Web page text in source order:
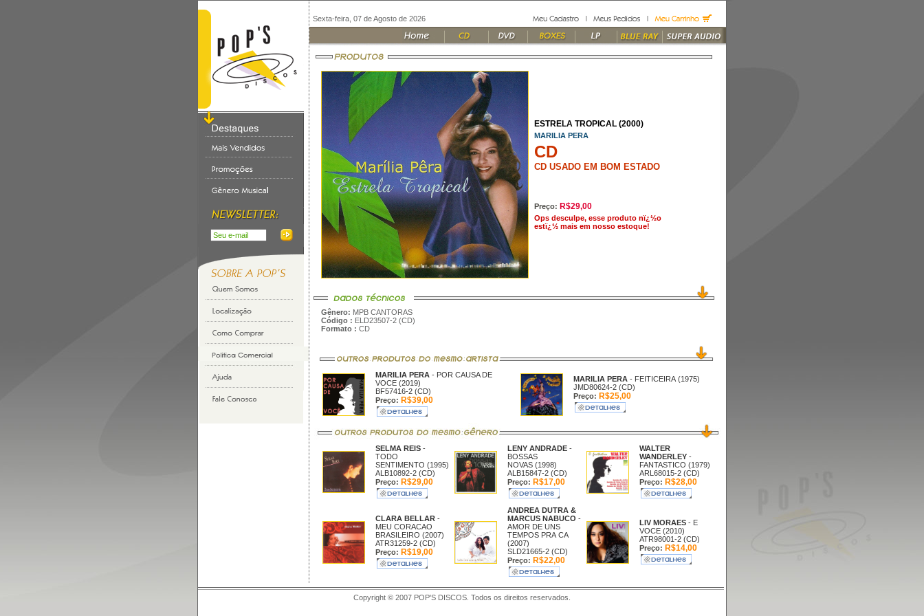
Sexta-feira, 07 de Agosto de 2026
ESTRELA TROPICAL (2000)
MARILIA PERA
CD
CD USADO EM BOM ESTADO
Preço: R$29,00
Ops desculpe, esse produto nï¿½o
estï¿½ mais em nosso estoque!
Gênero: MPB CANTORAS
Código : ELD23507-2 (CD)
Formato : CD
MARILIA PERA - POR CAUSA DE
VOCE (2019)
BF57416-2 (CD)
Preço: R$39,00
MARILIA PERA - FEITICEIRA (1975)
JMD80624-2 (CD)
Preço: R$25,00
SELMA REIS -
TODO
SENTIMENTO (1995)
ALB10892-2 (CD)
Preço: R$29,00
LENY ANDRADE -
BOSSAS
NOVAS (1998)
ALB15847-2 (CD)
Preço: R$17,00
WALTER
WANDERLEY -
FANTASTICO (1979)
ARL68015-2 (CD)
Preço: R$28,00
CLARA BELLAR -
MEU CORACAO
BRASILEIRO (2007)
ATR31259-2 (CD)
Preço: R$19,00
ANDREA DUTRA &
MARCUS NABUCO -
AMOR DE UNS
TEMPOS PRA CA
(2007)
SLD21665-2 (CD)
Preço: R$22,00
LIV MORAES - E
VOCE (2010)
ATR98001-2 (CD)
Preço: R$14,00
Copyright © 2007 POP'S DISCOS. Todos os direitos reservados.